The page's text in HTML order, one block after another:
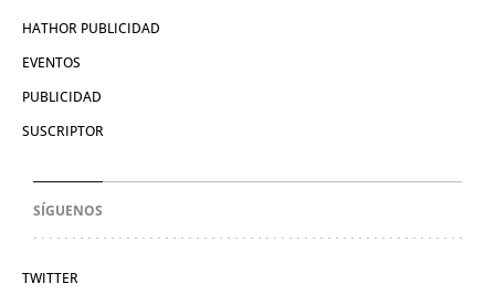
HATHOR PUBLICIDAD
EVENTOS
PUBLICIDAD
SUSCRIPTOR
SÍGUENOS
TWITTER